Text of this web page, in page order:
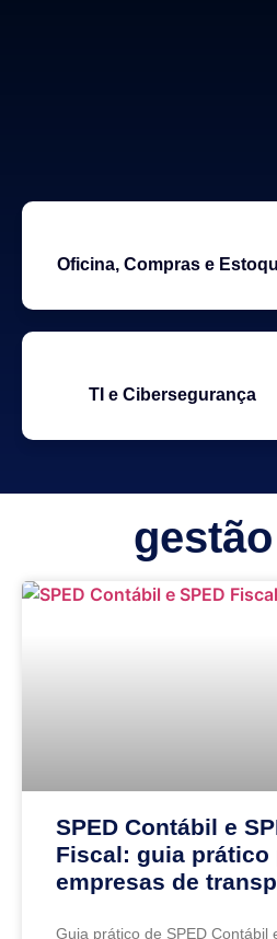
Oficina, Compras e
TI e Cibersegurança
SPED Contábil e
Fiscal: guia prático
empresas de
Guia prático de SPED Contábil